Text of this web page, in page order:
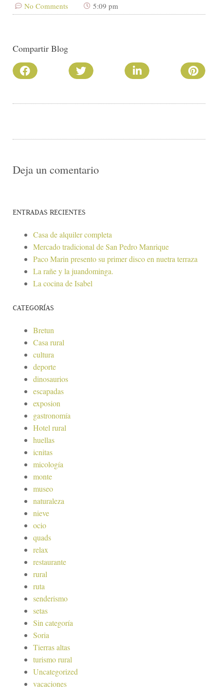
No Comments
5:09 pm
Compartir Blog
Deja un comentario
ENTRADAS RECIENTES
Casa de alquiler completa
Mercado tradicional de San Pedro Manrique
Paco Marin presento su primer disco en nuetra terraza
La rañe y la juandominga.
La cocina de Isabel
CATEGORÍAS
Bretun
Casa rural
cultura
deporte
dinosaurios
escapadas
exposion
gastronomía
Hotel rural
huellas
icnitas
micología
monte
museo
naturaleza
nieve
ocio
quads
relax
restaurante
rural
ruta
senderismo
setas
Sin categoría
Soria
Tierras altas
turismo rural
Uncategorized
vacaciones